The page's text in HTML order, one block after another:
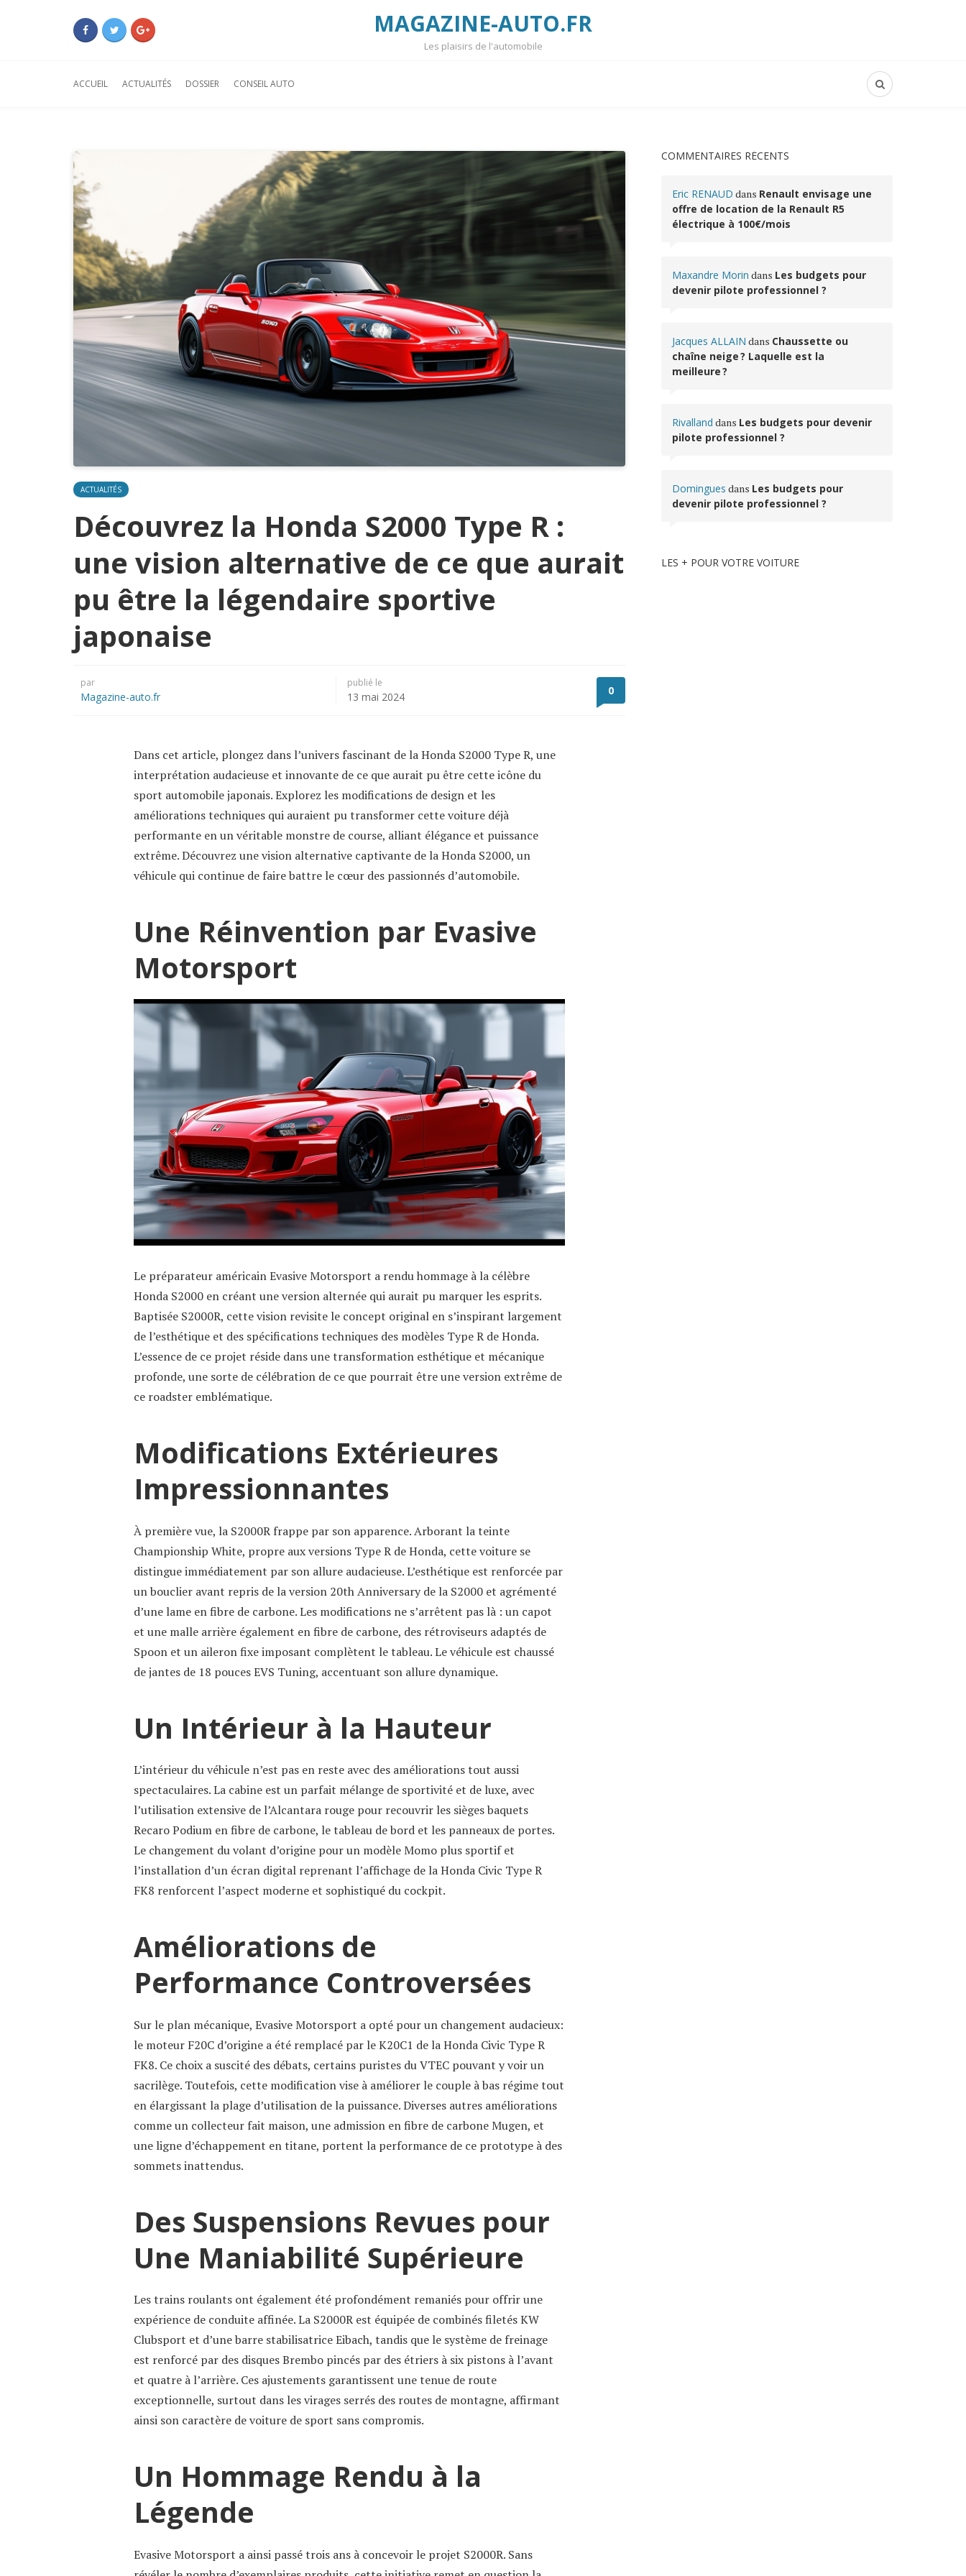
MAGAZINE-AUTO.FR
Les plaisirs de l'automobile
ACCUEIL ACTUALITÉS DOSSIER CONSEIL AUTO
ACTUALITÉS
Découvrez la Honda S2000 Type R :
une vision alternative de ce que aurait
pu être la légendaire sportive
japonaise
par
Magazine-auto.fr
publié le
13 mai 2024 0
Dans cet article, plongez dans l’univers fascinant de la Honda S2000 Type R, une
interprétation audacieuse et innovante de ce que aurait pu être cette icône du
sport automobile japonais. Explorez les modifications de design et les
améliorations techniques qui auraient pu transformer cette voiture déjà
performante en un véritable monstre de course, alliant élégance et puissance
extrême. Découvrez une vision alternative captivante de la Honda S2000, un
véhicule qui continue de faire battre le cœur des passionnés d’automobile.
Une Réinvention par Evasive
Motorsport
Le préparateur américain Evasive Motorsport a rendu hommage à la célèbre
Honda S2000 en créant une version alternée qui aurait pu marquer les esprits.
Baptisée S2000R, cette vision revisite le concept original en s’inspirant largement
de l’esthétique et des spécifications techniques des modèles Type R de Honda.
L’essence de ce projet réside dans une transformation esthétique et mécanique
profonde, une sorte de célébration de ce que pourrait être une version extrême de
ce roadster emblématique.
Modifications Extérieures
Impressionnantes
À première vue, la S2000R frappe par son apparence. Arborant la teinte
Championship White, propre aux versions Type R de Honda, cette voiture se
distingue immédiatement par son allure audacieuse. L’esthétique est renforcée par
un bouclier avant repris de la version 20th Anniversary de la S2000 et agrémenté
d’une lame en fibre de carbone. Les modifications ne s’arrêtent pas là : un capot
et une malle arrière également en fibre de carbone, des rétroviseurs adaptés de
Spoon et un aileron fixe imposant complètent le tableau. Le véhicule est chaussé
de jantes de 18 pouces EVS Tuning, accentuant son allure dynamique.
Un Intérieur à la Hauteur
L’intérieur du véhicule n’est pas en reste avec des améliorations tout aussi
spectaculaires. La cabine est un parfait mélange de sportivité et de luxe, avec
l’utilisation extensive de l’Alcantara rouge pour recouvrir les sièges baquets
Recaro Podium en fibre de carbone, le tableau de bord et les panneaux de portes.
Le changement du volant d’origine pour un modèle Momo plus sportif et
l’installation d’un écran digital reprenant l’affichage de la Honda Civic Type R
FK8 renforcent l’aspect moderne et sophistiqué du cockpit.
Améliorations de
Performance Controversées
Sur le plan mécanique, Evasive Motorsport a opté pour un changement audacieux:
le moteur F20C d’origine a été remplacé par le K20C1 de la Honda Civic Type R
FK8. Ce choix a suscité des débats, certains puristes du VTEC pouvant y voir un
sacrilège. Toutefois, cette modification vise à améliorer le couple à bas régime tout
en élargissant la plage d’utilisation de la puissance. Diverses autres améliorations
comme un collecteur fait maison, une admission en fibre de carbone Mugen, et
une ligne d’échappement en titane, portent la performance de ce prototype à des
sommets inattendus.
Des Suspensions Revues pour
Une Maniabilité Supérieure
Les trains roulants ont également été profondément remaniés pour offrir une
expérience de conduite affinée. La S2000R est équipée de combinés filetés KW
Clubsport et d’une barre stabilisatrice Eibach, tandis que le système de freinage
est renforcé par des disques Brembo pincés par des étriers à six pistons à l’avant
et quatre à l’arrière. Ces ajustements garantissent une tenue de route
exceptionnelle, surtout dans les virages serrés des routes de montagne, affirmant
ainsi son caractère de voiture de sport sans compromis.
Un Hommage Rendu à la
Légende
Evasive Motorsport a ainsi passé trois ans à concevoir le projet S2000R. Sans
COMMENTAIRES RÉCENTS
Eric RENAUD dans Renault envisage une
offre de location de la Renault R5
électrique à 100€/mois
Maxandre Morin dans Les budgets pour
devenir pilote professionnel ?
Jacques ALLAIN dans Chaussette ou
chaîne neige ? Laquelle est la
meilleure ?
Rivalland dans Les budgets pour devenir
pilote professionnel ?
Domingues dans Les budgets pour
devenir pilote professionnel ?
LES + POUR VOTRE VOITURE